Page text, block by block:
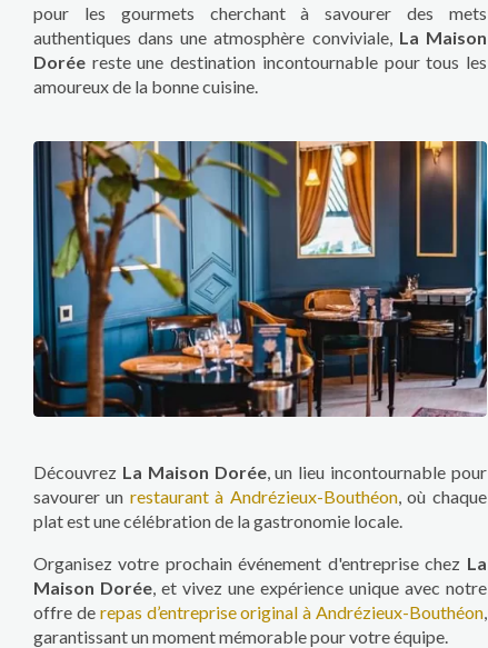
pour les gourmets cherchant à savourer des mets
authentiques dans une atmosphère conviviale, La Maison
Dorée reste une destination incontournable pour tous les
amoureux de la bonne cuisine.
Découvrez La Maison Dorée, un lieu incontournable pour
savourer un restaurant à Andrézieux-Bouthéon , où chaque
plat est une célébration de la gastronomie locale.
Organisez votre prochain événement d'entreprise chez La
Maison Dorée , et vivez une expérience unique avec notre
offre de repas d’entreprise original à Andrézieux-Bouthéon
garantissant un moment mémorable pour votre équipe.